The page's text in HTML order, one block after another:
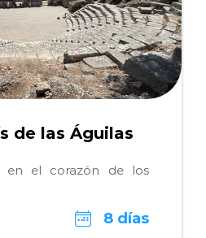
de las Águilas
en el corazón de los
8 días